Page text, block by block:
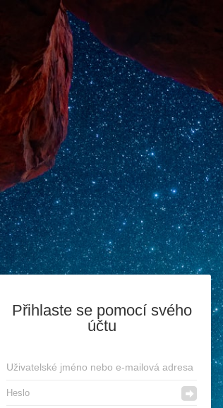
Přihlaste se pomocí svého
účtu